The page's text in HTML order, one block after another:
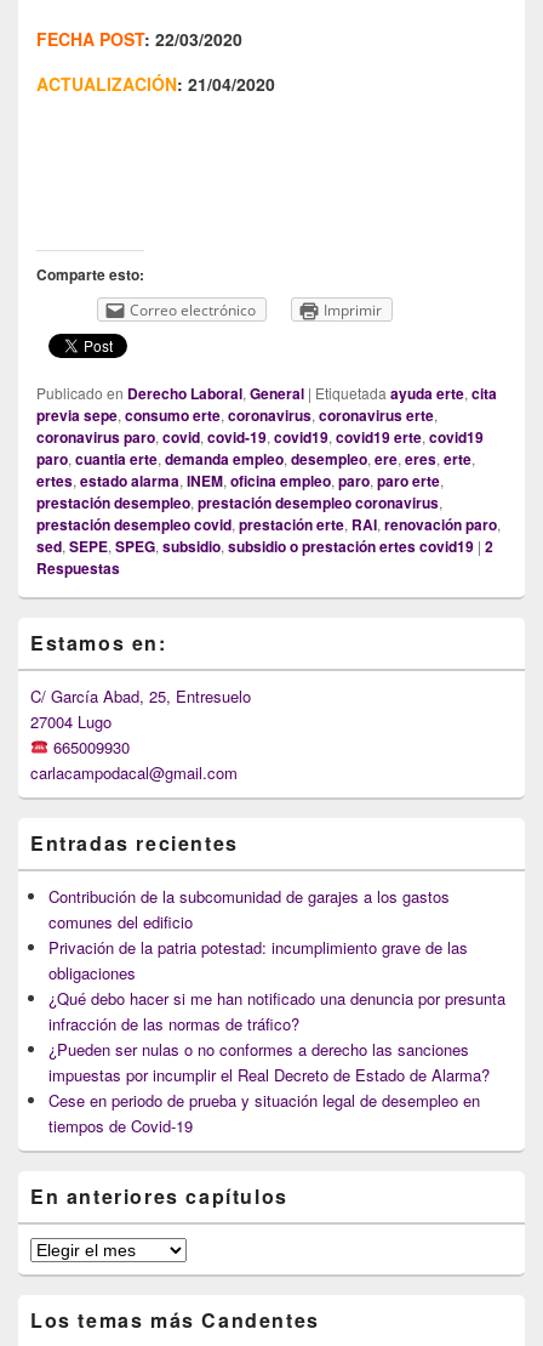
FECHA POST: 22/03/2020
ACTUALIZACIÓN: 21/04/2020
Comparte esto:
Correo electrónico Imprimir
Publicado en Derecho Laboral, General | Etiquetada ayuda erte, cita
previa sepe, consumo erte, coronavirus, coronavirus erte,
coronavirus paro, covid, covid-19, covid19, covid19 erte, covid19
paro, cuantia erte, demanda empleo, desempleo, ere, eres, erte,
ertes, estado alarma, INEM, oficina empleo, paro, paro erte,
prestación desempleo, prestación desempleo coronavirus,
prestación desempleo covid, prestación erte, RAI, renovación paro,
sed, SEPE, SPEG, subsidio, subsidio o prestación ertes covid19 | 2
Respuestas
Sidebar
Widget
Area
Estamos en:
C/ García Abad, 25, Entresuelo
27004 Lugo
665009930
carlacampodacal@gmail.com
Entradas recientes
Contribución de la subcomunidad de garajes a los gastos
comunes del edificio
Privación de la patria potestad: incumplimiento grave de las
obligaciones
¿Qué debo hacer si me han notificado una denuncia por presunta
infracción de las normas de tráfico?
¿Pueden ser nulas o no conformes a derecho las sanciones
impuestas por incumplir el Real Decreto de Estado de Alarma?
Cese en periodo de prueba y situación legal de desempleo en
tiempos de Covid-19
En anteriores capítulos
En
anteriores
Los temas más Candentes